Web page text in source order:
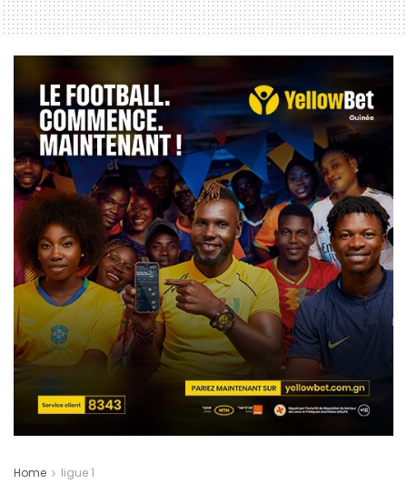
Home ligue 1